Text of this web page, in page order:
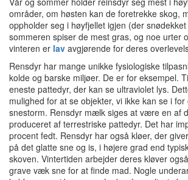
områder, om høsten kan de foretrekke skog,
oppholder seg i høyfjellet igjen (der
sommeren spiser de mest gras, og noe urter
vinteren er lav avgjørende for deres
Rensdyr har mange unikke fysiologiske
kolde og barske miljøer. De er for eksempel.
eneste pattedyr, der kan se ultraviolet lys.
mulighed for at se objekter, vi ikke kan se i for
snestorm. Rensdyr mælk siges at være en af
produceret af terrestriske pattedyr. Det har
procent fedt. Rensdyr har også kløer, der
på det glatte sne og is, i højere grad end
skoven. Vintertiden arbejder deres kløver
grave væk sne for at finde mad. Nogle